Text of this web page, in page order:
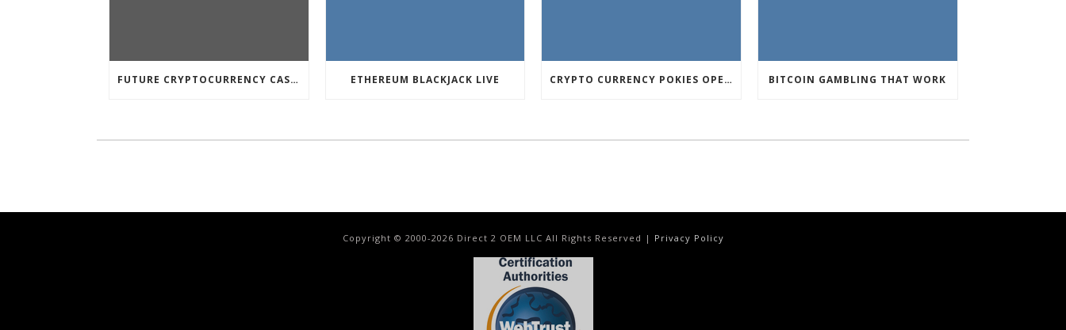
FUTURE CRYPTOCURRENCY CASINO GAMES ETHEREUM BLACKJACK LIVE CRYPTO CURRENCY POKIES OPEN BITCOIN GAMBLING THAT WORK
Copyright © 2000-2026 Direct 2 OEM LLC All Rights Reserved | Privacy Policy